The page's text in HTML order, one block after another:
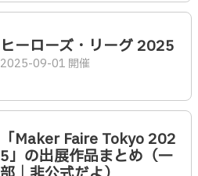
ヒーローズ・リーグ 2025
2025-09-01 開催
「Maker Faire Tokyo 202
5」の出展作品まとめ（一